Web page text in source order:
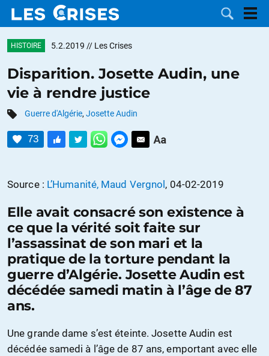
DOSSIERS
CATÉGORIES
CONTACTER
FAIRE UN
HISTOIRE 5.2.2019 // Les Crises
Disparition. Josette Audin, une
vie à rendre justice
Guerre d'Algérie, Josette Audin
73
Source : L’Humanité, Maud Vergnol , 04-02-2019
Elle avait consacré son existence à
ce que la vérité soit faite sur
l’assassinat de son mari et la
pratique de la torture pendant la
guerre d’Algérie. Josette Audin est
décédée samedi matin à l’âge de 87
ans.
Une grande dame s’est éteinte. Josette Audin est
décédée samedi à l’âge de 87 ans, emportant avec elle